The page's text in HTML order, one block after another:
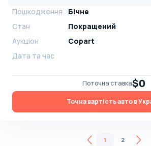
Пошкодження
Бічне
Стан
Покращений
Аукціон
Copart
Дата та час
Поточна ставка$0
Точна вартість авто в
1 2